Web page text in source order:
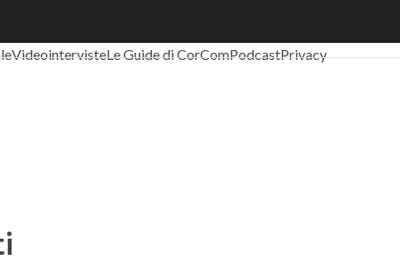
VideointervisteLe Guide di CorComPodcastPrivacy